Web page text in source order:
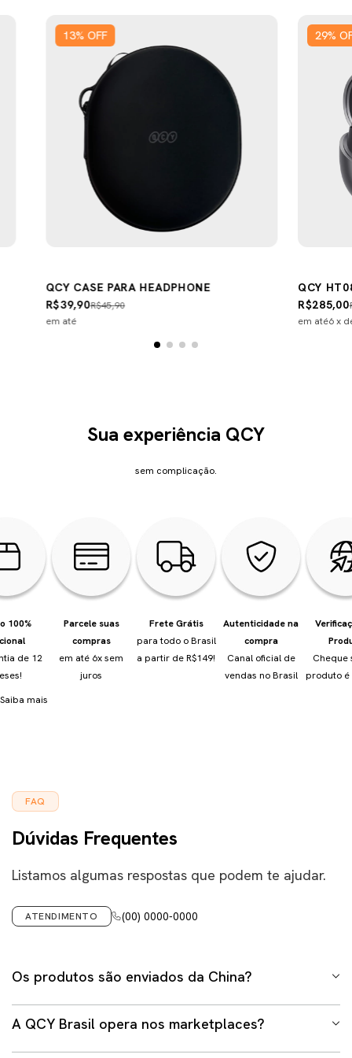
13% OFF
QCY CASE PARA HEADPHONE
R$45,90
R$39,90
em até
29%
QCY
R$285,00
em até6 x
Sua experiência QCY
sem complicação.
100%
de 12
Parcele suas
compras
em até 6x sem
juros
Frete Grátis
para todo o Brasil
a partir de R$149!
Autenticidade na
compra
Canal oficial de
vendas no Brasil
Cheque
produto é
Saiba mais
FAQ
Dúvidas Frequentes
Listamos algumas respostas que podem te ajudar.
ATENDIMENTO (00) 0000-0000
Os produtos são enviados da China?
internacional em nosso site ou demais lojas oficiais
A QCY Brasil opera nos marketplaces?